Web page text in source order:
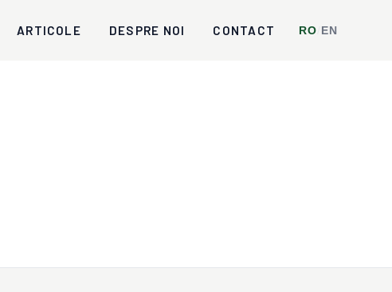
ARTICOLE DESPRE NOI CONTACT RO EN